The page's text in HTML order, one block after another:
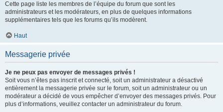
Cette page liste les membres de l’équipe du forum que sont les
administrateurs et les modérateurs, en plus de quelques informations
supplémentaires tels que les forums qu’ils modèrent.
Haut
Messagerie privée
Je ne peux pas envoyer de messages privés !
Soit vous n’êtes pas inscrit et connecté, soit un administrateur a désactivé
entièrement la messagerie privée sur le forum, soit un administrateur ou un
modérateur a décidé de vous empêcher d’envoyer des messages privés. Pour
plus d’informations, veuillez contacter un administrateur du forum.